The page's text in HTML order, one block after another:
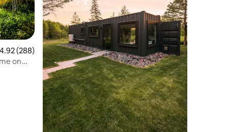
purata 4.92 daripada 5, 288 ulasan
4.92 (288)
on